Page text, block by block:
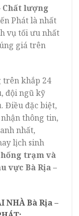
Chất lượng
Phát là nhất
vụ tối ưu nhất
giá trên
trên khắp 24
đội ngũ kỹ
Điều đặc biệt,
thông tin,
nhất,
lịch sinh
trạm và
vực Bà Rịa –
NHÀ Bà Rịa –